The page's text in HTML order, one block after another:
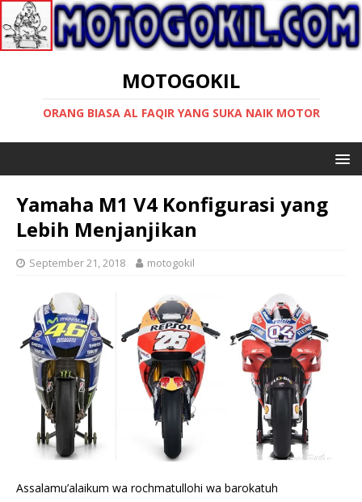
MOTOGOKIL
ORANG BIASA AL FAQIR YANG SUKA NAIK MOTOR
Yamaha M1 V4 Konfigurasi yang
Lebih Menjanjikan
September 21, 2018 motogokil
Assalamu’alaikum wa rochmatullohi wa barokatuh